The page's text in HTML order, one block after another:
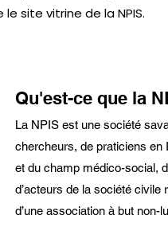
site vitrine de la NPIS.
Qu'est-ce que la
La NPIS est une société
chercheurs, de praticiens en
et du champ médico-social,
d’acteurs de la société
d’une association à but non-